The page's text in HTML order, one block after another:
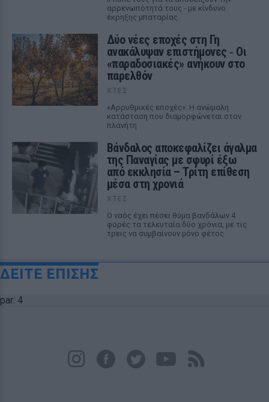
αρρενωπότητά τους - με κίνδυνο
έκρηξης μπαταρίας.
Δύο νέες εποχές στη Γη
ανακάλυψαν επιστήμονες ‑ Oι
«παραδοσιακές» ανήκουν στο
παρελθόν
ΧΤΕΣ
«Αρρυθμικές εποχές»: Η ανώμαλη
κατάσταση που διαμορφώνεται στον
πλανήτη
Βάνδαλος αποκεφαλίζει άγαλμα
της Παναγίας με σφυρί έξω
από εκκλησία – Τρίτη επίθεση
μέσα στη χρονιά
ΧΤΕΣ
Ο ναός έχει πέσει θύμα βανδάλων 4
φορές τα τελευταία δύο χρόνια, με τις
τρεις να συμβαίνουν μόνο φέτος
ΔΕΙΤΕ ΕΠΙΣΗΣ
par: 4